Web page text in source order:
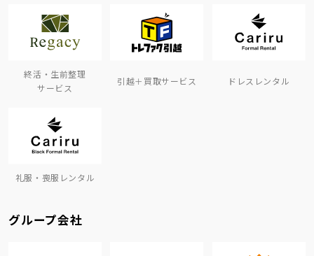
終活・生前整理
サービス
引越＋買取サービス ドレスレンタル
礼服・喪服レンタル
グループ会社